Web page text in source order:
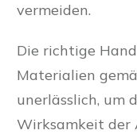
vermeiden.
Die richtige
Materialien
unerlässlich, um
Wirksamkeit der